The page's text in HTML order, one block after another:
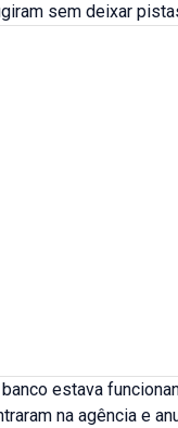
sem deixar
banco estava
na agência e